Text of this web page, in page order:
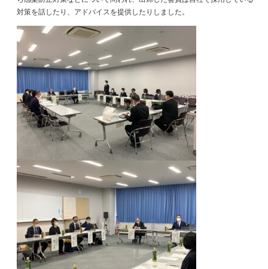
対策を話したり、アドバイスを提供したりしました。